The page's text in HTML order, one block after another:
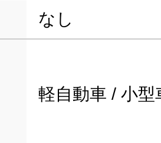
なし
軽自動車 / 小型